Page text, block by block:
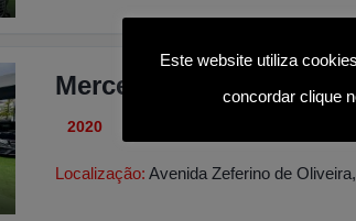
Mercedes-Benz E 300 d
2020
Localização: Avenida Zeferino de
Este website utiliza
concordar clique